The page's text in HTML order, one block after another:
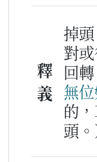
釋
義
掉
對
回轉
無位
的
頭。